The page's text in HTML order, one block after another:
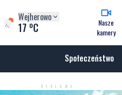
Wejherowo
17 oC
Nasze
kamery
Społeczeństwo
REKLAMA